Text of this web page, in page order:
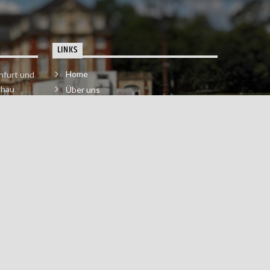
und
LINKS
Home
Über uns